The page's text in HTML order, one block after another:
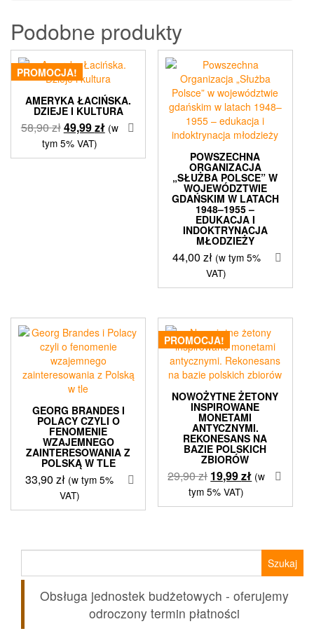
Podobne produkty
PROMOCJA!
AMERYKA ŁACIŃSKA.
DZIEJE I KULTURA
58,90złPierwotna
cena
wynosiła:
49,99złAktualna
wynosi:
(w
tym 5% VAT)
POWSZECHNA
ORGANIZACJA
„SŁUŻBA POLSCE” W
WOJEWÓDZTWIE
GDAŃSKIM W LATACH
1948–1955 –
EDUKACJA I
INDOKTRYNACJA
MŁODZIEŻY
44,00 zł (w tym 5%
VAT)
GEORG BRANDES I
POLACY CZYLI O
FENOMENIE
WZAJEMNEGO
ZAINTERESOWANIA Z
POLSKĄ W TLE
33,90zł (w tym 5%
VAT)
PROMOCJA!
NOWOŻYTNE ŻETONY
INSPIROWANE
MONETAMI
ANTYCZNYMI.
REKONESANS NA
BAZIE POLSKICH
ZBIORÓW
29,90zł Pierwotna
cena
wynosiła:
19,99złAktualna
wynosi:
(w
tym 5% VAT)
Obsługa jednostek budżetowych - oferujemy
odroczony termin płatności